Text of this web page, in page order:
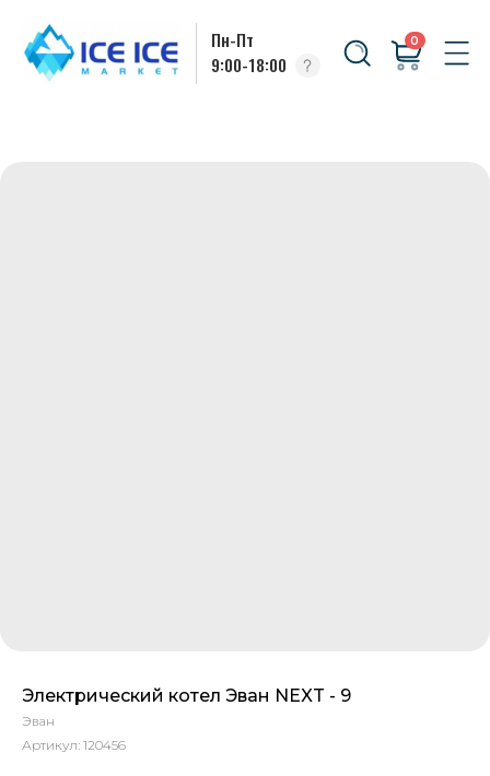
9:00-18:00
Электрический котел Эван NEXT - 9
Эван
Артикул: 120456